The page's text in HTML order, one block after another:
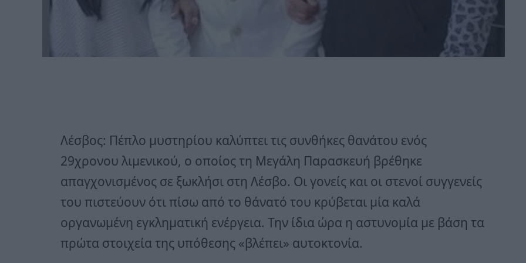
Λέσβος: Πέπλο μυστηρίου καλύπτει τις συνθήκες θανάτου ενός
29χρονου λιμενικού, ο οποίος τη Μεγάλη Παρασκευή βρέθηκε
απαγχονισμένος σε ξωκλήσι στη Λέσβο. Οι γονείς και οι στενοί συγγενείς
του πιστεύουν ότι πίσω από το θάνατό του κρύβεται μία καλά
οργανωμένη εγκληματική ενέργεια. Την ίδια ώρα η αστυνομία με βάση τα
πρώτα στοιχεία της υπόθεσης «βλέπει» αυτοκτονία.